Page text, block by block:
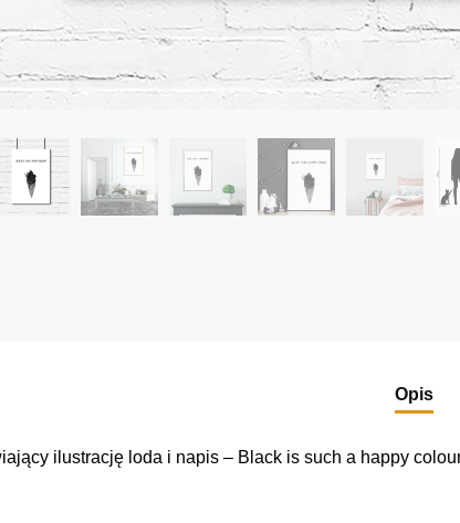
Opis
ilustrację loda i napis – Black is such a happy